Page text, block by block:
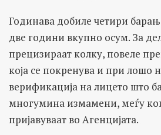
Годинава добиле четири
две години вкупно осум. За
прецизираат колку, повеле
која се покренува и при лошо
верификација на лицето што
многумина измамени, меѓу
пријавуваат во Агенцијата.